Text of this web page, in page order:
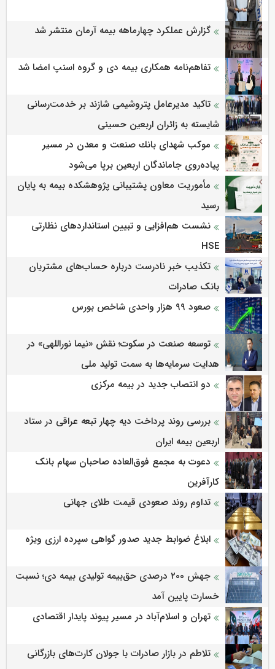
گزارش عملکرد چهارماهه بیمه آرمان منتشر شد
تفاهم‌نامه همکاری بیمه دی و گروه اسنپ امضا شد
تاکید مدیرعامل پتروشیمی شازند بر خدمت‌رسانی
شایسته به زائران اربعین حسینی
موكب شهدای بانك صنعت و معدن در مسیر
پیاده‌روی جاماندگان اربعین برپا می‌شود
مأموریت معاون پشتیبانی پژوهشكده بیمه به پایان
رسید
نشست هم‌افزایی و تبیین استانداردهای نظارتی
HSE
تکذیب خبر نادرست درباره حساب‌های مشتریان
بانک صادرات
صعود ۹۹ هزار واحدی شاخص بورس
توسعه صنعت در سکوت؛ نقش «نیما نوراللهی» در
هدایت سرمایه‌ها به سمت تولید ملی
دو انتصاب جدید در بیمه مرکزی
بررسی روند پرداخت دیه چهار تبعه عراقی در ستاد
اربعین بیمه ایران
دعوت به مجمع فوق‌العاده صاحبان سهام بانک
کارآفرین
تداوم روند صعودی قیمت طلای جهانی
ابلاغ ضوابط جدید صدور گواهی سپرده ارزی ویژه
جهش ۲۰۰ درصدی حق‌بیمه تولیدی بیمه دی؛ نسبت
خسارت پایین آمد
تهران و اسلام‌آباد در مسیر پیوند پایدار اقتصادی
تلاطم در بازار صادرات با جولان کارت‌های بازرگانی